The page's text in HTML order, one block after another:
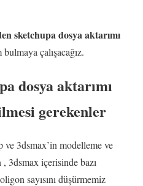
sketchupa dosya aktarımı
çalışacağız.
dosya aktarımı
gerekenler
3dsmax’in modelleme ve
3dsmax içerisinde bazı
sayısını düşürmemiz